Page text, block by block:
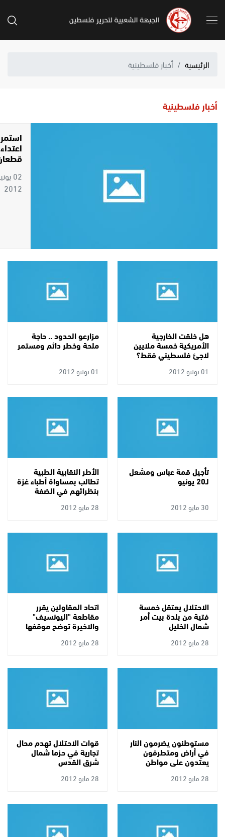
الرئيسية أخبار فلسطينية
أخبار فلسطينية
اعتداء
على02
2012
هل خلقت الخارجية
الأمريكية خمسة ملايين
لاجئ فلسطيني فقط؟
01 يونيو 2012
مزارعو الحدود .. حاجة
ملحة وخطر دائم ومستمر
01 يونيو 2012
تأجيل قمة عباس ومشعل
لـ20 يونيو
30 مايو 2012
الأطر النقابية الطبية
تطالب بمساواة أطباء غزة
بنظرائهم في الضفة
28 مايو 2012
الاحتلال يعتقل خمسة
فتية من بلدة بيت أمر
شمال الخليل
28 مايو 2012
اتحاد المقاولين يقرر
مقاطعة "اليونسيف"
والاخيرة توضح موقفها
28 مايو 2012
مستوطنون يضرمون النار
في أراض ومتطرفون
يعتدون على مواطن
بالقدس
28 مايو 2012
قوات الاحتلال تهدم محال
تجارية في حزما شمال
شرق القدس
28 مايو 2012